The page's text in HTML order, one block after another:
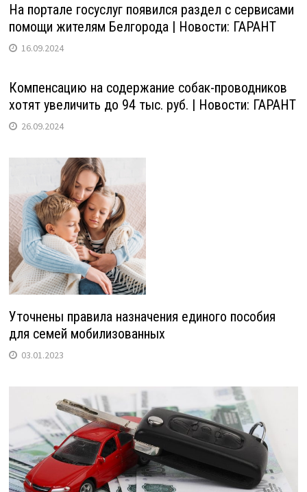
На портале госуслуг появился раздел с сервисами
помощи жителям Белгорода | Новости: ГАРАНТ
16.09.2024
Компенсацию на содержание собак-проводников
хотят увеличить до 94 тыс. руб. | Новости: ГАРАНТ
26.09.2024
Уточнены правила назначения единого пособия
для семей мобилизованных
03.01.2023